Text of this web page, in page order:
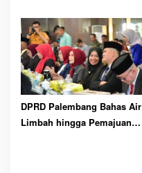
Solidaritas
DPRD Palembang Bahas Air
Limbah hingga Pemajuan